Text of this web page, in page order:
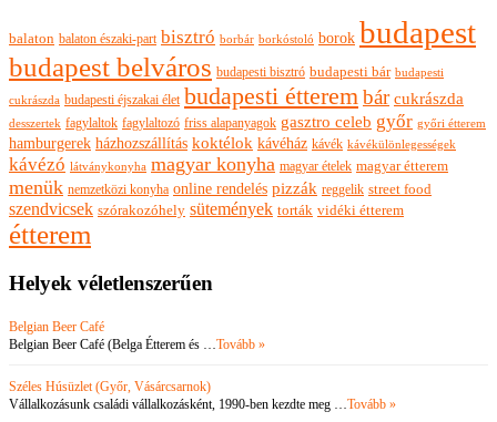
balaton balaton északi-part bisztró borbár borkóstoló borok budapest
budapest belváros budapesti bisztró budapesti bár budapesti
cukrászda budapesti éjszakai élet budapesti étterembár cukrászda
desszertek fagylaltok fagylaltozó friss alapanyagok gasztro celeb győr győri étterem
hamburgerek házhozszállítás koktélok kávéház kávék kávékülönlegességek
kávézó látványkonyha magyar konyha magyar ételek magyar étterem
menük nemzetközi konyha online rendelés pizzák reggelik street food
szendvicsek szórakozóhely sütemények torták vidéki étterem
étterem
Helyek véletlenszerűen
Belgian Beer Café
Belgian Beer Café (Belga Étterem és …Tovább »
Széles Húsüzlet (Győr, Vásárcsarnok)
Vállalkozásunk családi vállalkozásként, 1990-ben kezdte meg …Tovább »